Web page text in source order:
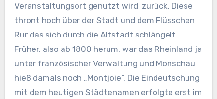
Veranstaltungsort genutzt wird, zurück. Diese
thront hoch über der Stadt und dem Flüsschen
Rur das sich durch die Altstadt schlängelt.
Früher, also ab 1800 herum, war das Rheinland ja
unter französischer Verwaltung und Monschau
hieß damals noch „Montjoie“. Die Eindeutschung
mit dem heutigen Städtenamen erfolgte erst im